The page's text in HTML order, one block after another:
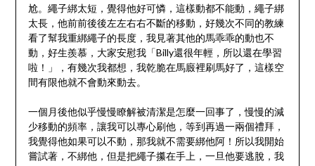
尬。繩子綁太短，覺得他好可憐，這樣動都不能動，繩子綁
太長，他前前後後左左右右不斷的移動，好幾次不同的教練
看了幫我重綁繩子的長度，我見著其他的馬乖乖的動也不
動，好生羨慕，大家安慰我「Billy還很年輕，所以還在學習
啦！」，有幾次我都想，我乾脆在馬廄裡刷馬好了，這樣空
間有限他就不會動來動去。
一個月後他似乎慢慢瞭解被清潔是怎麼一回事了，慢慢的減
少移動的頻率，讓我可以專心刷他，等到再過一兩個禮拜，
我覺得他如果可以不動，那我就不需要綁他阿！所以我開始
嘗試著，不綁他，但是把繩子攥在手上，一旦他要逃脫，我